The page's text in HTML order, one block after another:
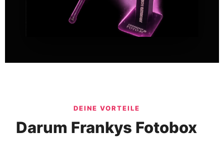
DEINE VORTEILE
Darum Frankys Fotobox